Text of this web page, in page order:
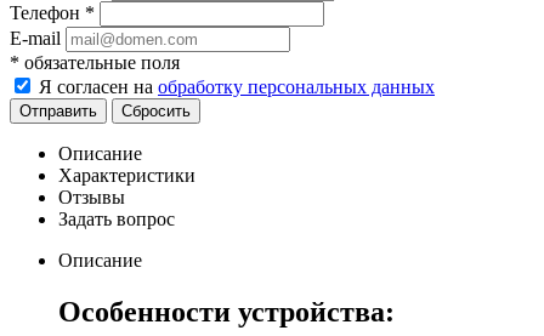
Телефон *
E-mail
* обязательные поля
Я согласен на обработку персональных данных
Отправить Сбросить
Описание
Характеристики
Отзывы
Задать вопрос
Описание
Особенности устройства: